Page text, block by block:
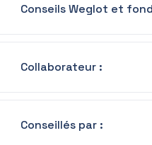
Conseils Weglot et
Collaborateur :
Conseillés par :